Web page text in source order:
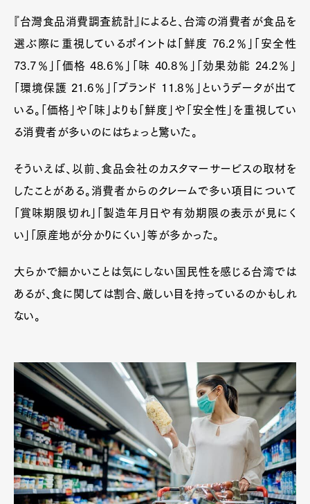
『台灣食品消費調査統計』によると、台湾の消費者が食品を
選ぶ際に重視しているポイントは「鮮度 76.2％」「安全性
73.7％」「価格 48.6％」「味 40.8％」「効果効能 24.2％」
「環境保護 21.6％」「ブランド 11.8％」というデータが出て
いる。「価格」や「味」よりも「鮮度」や「安全性」を重視してい
る消費者が多いのにはちょっと驚いた。
そういえば、以前、食品会社のカスタマーサービスの取材を
したことがある。消費者からのクレームで多い項目について
「賞味期限切れ」「製造年月日や有効期限の表示が見にく
い」「原産地が分かりにくい」等が多かった。
大らかで細かいことは気にしない国民性を感じる台湾では
あるが、食に関しては割合、厳しい目を持っているのかもしれ
ない。